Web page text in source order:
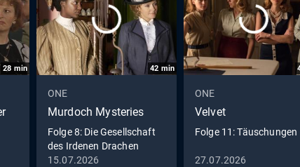
Kaufmann Nico
Dennis Berger: Theo
Andrej Melita Kamera:
Dommaschk, Ralf
Regie: Felix Karolus
28 min 42 min
ONE
Murdoch Mysteries
Folge 8: Die Gesellschaft
des Irdenen Drachen
15.07.2026
ONE
Velvet
Folge 11: Täuschungen
27.07.2026